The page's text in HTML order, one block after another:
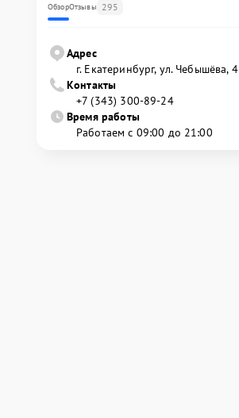
ОбзорОтзывы 295
Адрес
г. Екатеринбург, ул. Чебышёва, 4
Контакты
+7 (343) 300-89-24
Время работы
Работаем с 09:00 до 21:00